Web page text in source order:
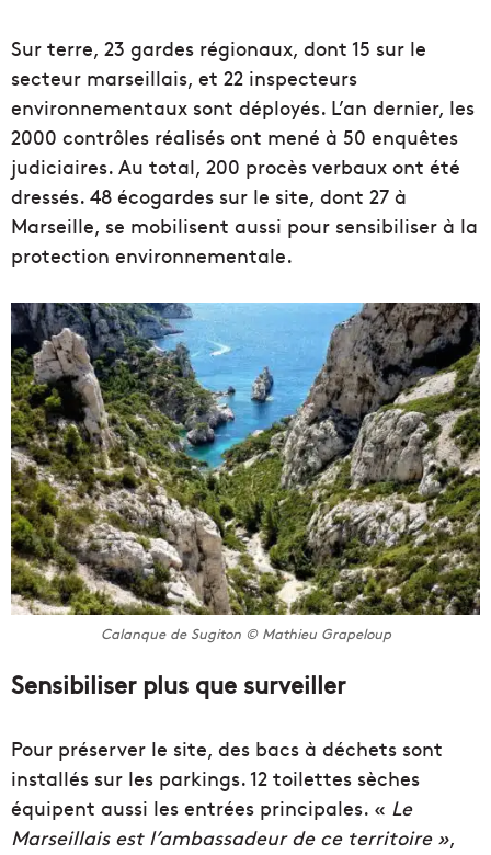
Sur terre, 23 gardes régionaux, dont 15 sur le
secteur marseillais, et 22 inspecteurs
environnementaux sont déployés. L’an dernier, les
2000 contrôles réalisés ont mené à 50 enquêtes
judiciaires. Au total, 200 procès verbaux ont été
dressés. 48 écogardes sur le site, dont 27 à
Marseille, se mobilisent aussi pour sensibiliser à la
protection environnementale.
Calanque de Sugiton © Mathieu Grapeloup
Sensibiliser plus que surveiller
Pour préserver le site, des bacs à déchets sont
installés sur les parkings. 12 toilettes sèches
équipent aussi les entrées principales. « Le
Marseillais est l’ambassadeur de ce territoire »,